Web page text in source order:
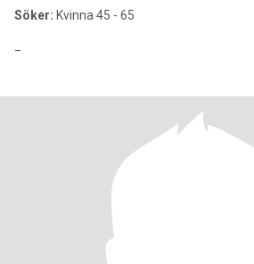
Söker: Kvinna 45 - 65